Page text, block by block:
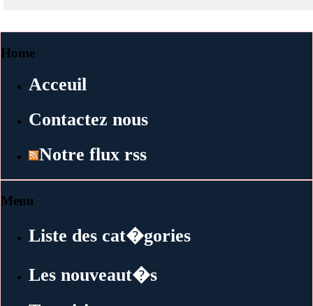
Home
Acceuil
Contactez nous
Notre flux rss
Menu
Liste des cat�gories
Les nouveaut�s